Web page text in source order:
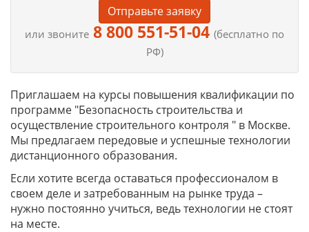
Отправьте заявку
или звоните 8 800 551-51-04 (бесплатно по
РФ)
Приглашаем на курсы повышения квалификации по
программе "Безопасность строительства и
осуществление строительного контроля " в Москве.
Мы предлагаем передовые и успешные технологии
дистанционного образования.
Если хотите всегда оставаться профессионалом в
своем деле и затребованным на рынке труда –
нужно постоянно учиться, ведь технологии не стоят
на месте.